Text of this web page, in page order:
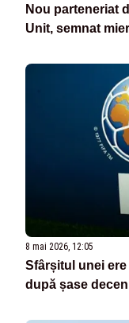
Nou parteneriat
Unit, semnat
8 mai 2026, 12:05
Sfârșitul unei
după șase